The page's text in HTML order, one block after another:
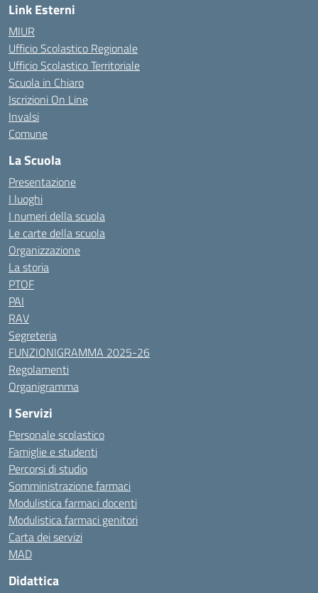
Link Esterni
MIUR
Ufficio Scolastico Regionale
Ufficio Scolastico Territoriale
Scuola in Chiaro
Iscrizioni On Line
Invalsi
Comune
La Scuola
Presentazione
I luoghi
I numeri della scuola
Le carte della scuola
Organizzazione
La storia
PTOF
PAI
RAV
Segreteria
FUNZIONIGRAMMA 2025-26
Regolamenti
Organigramma
I Servizi
Personale scolastico
Famiglie e studenti
Percorsi di studio
Somministrazione farmaci
Modulistica farmaci docenti
Modulistica farmaci genitori
Carta dei servizi
MAD
Didattica